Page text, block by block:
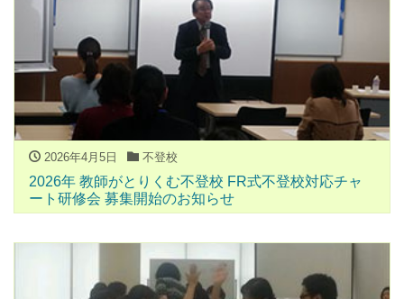
2026年4月5日 不登校
2026年 教師がとりくむ不登校 FR式不登校対応チャ
ート研修会 募集開始のお知らせ